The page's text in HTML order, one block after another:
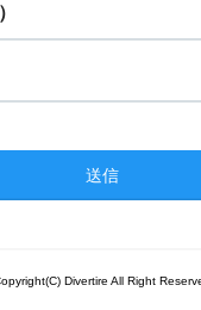
Divertire All Right